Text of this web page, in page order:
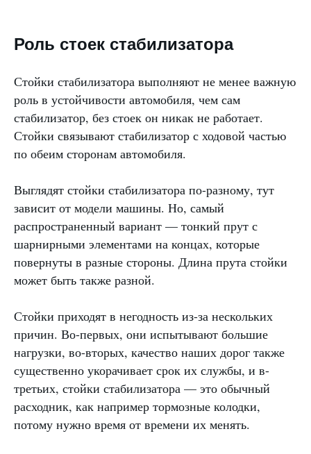
Роль стоек стабилизатора
Стойки стабилизатора выполняют не менее важную
роль в устойчивости автомобиля, чем сам
стабилизатор, без стоек он никак не работает.
Стойки связывают стабилизатор с ходовой частью
по обеим сторонам автомобиля.
Выглядят стойки стабилизатора по-разному, тут
зависит от модели машины. Но, самый
распространенный вариант — тонкий прут с
шарнирными элементами на концах, которые
повернуты в разные стороны. Длина прута стойки
может быть также разной.
Стойки приходят в негодность из-за нескольких
причин. Во-первых, они испытывают большие
нагрузки, во-вторых, качество наших дорог также
существенно укорачивает срок их службы, и в-
третьих, стойки стабилизатора — это обычный
расходник, как например тормозные колодки,
потому нужно время от времени их менять.